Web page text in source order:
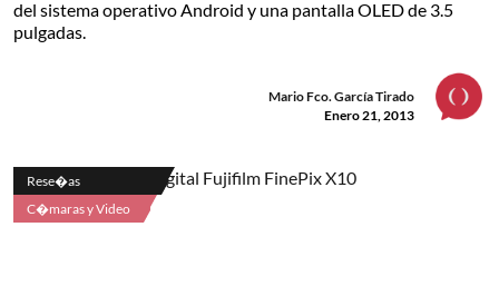
del sistema operativo Android y una pantalla OLED de 3.5
pulgadas.
Mario Fco. García Tirado
Enero 21, 2013
Rese�as
C�maras y Video